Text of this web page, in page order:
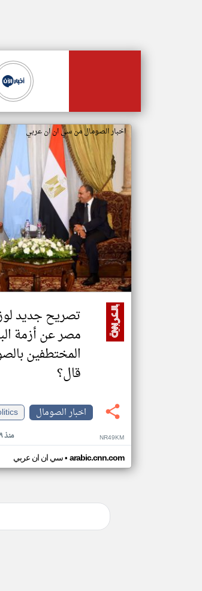
اخبار الصومال من سي ان ان عربي
تصريح جديد
مصر عن أزمة
المختطفين
قال؟
اخبار الصومال
منذ ١٩ يوم NR49KM
سي ان ان عربي• arabic.cnn.com